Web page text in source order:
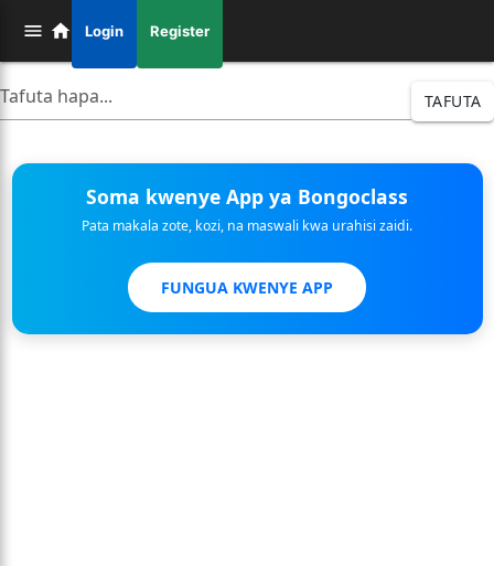
Login Register
TAFUTA
Soma kwenye App ya Bongoclass
Pata makala zote, kozi, na maswali kwa urahisi zaidi.
FUNGUA KWENYE APP